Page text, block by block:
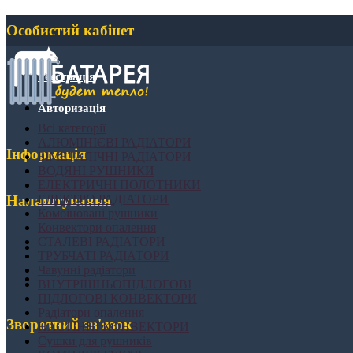
Особистий кабінет
Реєстрація
Авторизація
Інформація
Налаштування
Зворотний зв'язок
БІМЕТАЛІЧНІ РАДІАТОРИ
ЕЛЕКТРО РАДІАТОРИ
Комбіновані рушники
НАСТІННІ КОНВЕКТОРИ